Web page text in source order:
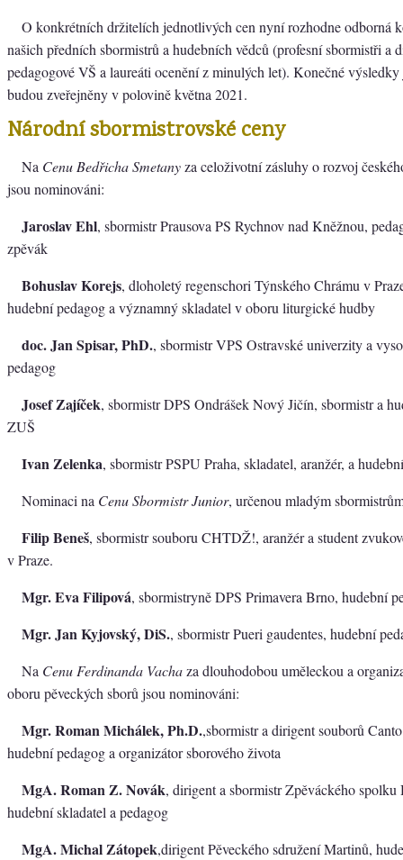
O konkrétních držitelích jednotlivých cen nyní rozhodne odborná
našich předních sbormistrů a hudebních vědců (profesní sbormistři a
pedagogové VŠ a laureáti ocenění z minulých let). Konečné
budou zveřejněny v polovině května 2021.
Národní sbormistrovské ceny
Na Cenu Bedřicha Smetanyza celoživotní zásluhy o rozvoj
jsou nominováni:
Jaroslav Ehl, sbormistr Prausova PS Rychnov nad Kněžnou,
zpěvák
Bohuslav Korejs, dloholetý regenschori Týnského Chrámu v
hudební pedagog a významný skladatel v oboru liturgické hudby
doc. Jan Spisar, PhD., sbormistr VPS Ostravské univerzity a
pedagog
Josef Zajíček, sbormistr DPS Ondrášek Nový Jičín, sbormistr a
ZUŠ
Ivan Zelenka, sbormistr PSPU Praha, skladatel, aranžér, a
Nominaci na Cenu Sbormistr Junior, určenou mladým
Filip Beneš, sbormistr souboru CHTDŽ!, aranžér a student
v Praze.
Mgr. Eva Filipová, sbormistryně DPS Primavera Brno, hudební
Mgr. Jan Kyjovský, DiS., sbormistr Pueri gaudentes, hudební
Na Cenu Ferdinanda Vachaza dlouhodobou uměleckou a
oboru pěveckých sborů jsou nominováni:
Mgr. Roman Michálek, Ph.D.,sbormistr a dirigent souborů
hudební pedagog a organizátor sborového života
MgA. Roman Z. Novák, dirigent a sbormistr Zpěváckého spolku
hudební skladatel a pedagog
MgA. Michal Zátopek,dirigent Pěveckého sdružení Martinů,